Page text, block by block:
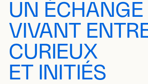
UN ÉCHANGE
VIVANT
CURIEUX
ET INITIÉS